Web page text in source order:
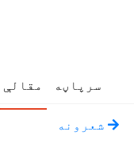
سرپاڼه مقالې
شعرونه